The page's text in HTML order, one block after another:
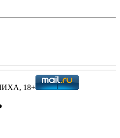
18+